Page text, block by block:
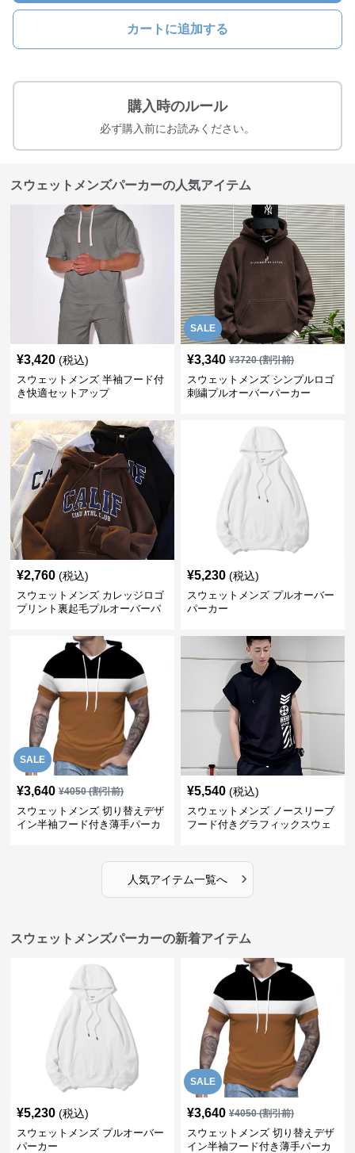
カートに追加する
購入時のルール
必ず購入前にお読みください。
スウェットメンズパーカーの人気アイテム
¥3,420 (税込)
スウェットメンズ 半袖フード付
き快適セットアップ
SALE
¥3,340 ¥3720(割引前)
スウェットメンズ シンプルロゴ
刺繍プルオーバーパーカー
¥2,760 (税込)
スウェットメンズ カレッジロゴ
プリント裏起毛プルオーバーパ
¥5,230 (税込)
スウェットメンズ プルオーバー
パーカー
SALE
¥3,640 ¥4050(割引前)
スウェットメンズ 切り替えデザ
イン半袖フード付き薄手パーカ
¥5,540 (税込)
スウェットメンズ ノースリーブ
フード付きグラフィックスウェ
人気アイテム一覧へ ›
スウェットメンズパーカーの新着アイテム
¥5,230 (税込)
スウェットメンズ プルオーバー
パーカー
SALE
¥3,640 ¥4050(割引前)
スウェットメンズ 切り替えデザ
イン半袖フード付き薄手パーカ